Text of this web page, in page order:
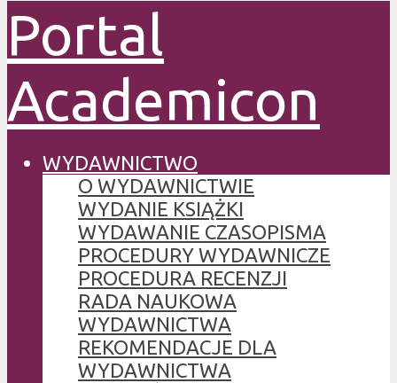
Portal
Academicon
WYDAWNICTWO
O WYDAWNICTWIE
WYDANIE KSIĄŻKI
WYDAWANIE CZASOPISMA
PROCEDURY WYDAWNICZE
PROCEDURA RECENZJI
RADA NAUKOWA
WYDAWNICTWA
REKOMENDACJE DLA
WYDAWNICTWA